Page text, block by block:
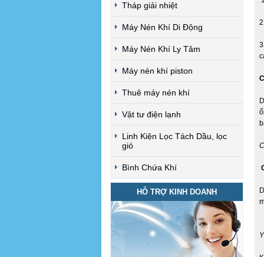
Tháp giải nhiệt
Máy Nén Khí Di Động
Máy Nén Khí Ly Tâm
Máy nén khí piston
Thuê máy nén khí
Vật tư điện lạnh
Linh Kiện Lọc Tách Dầu, lọc
gió
Bình Chứa Khí
HỖ TRỢ KINH DOANH